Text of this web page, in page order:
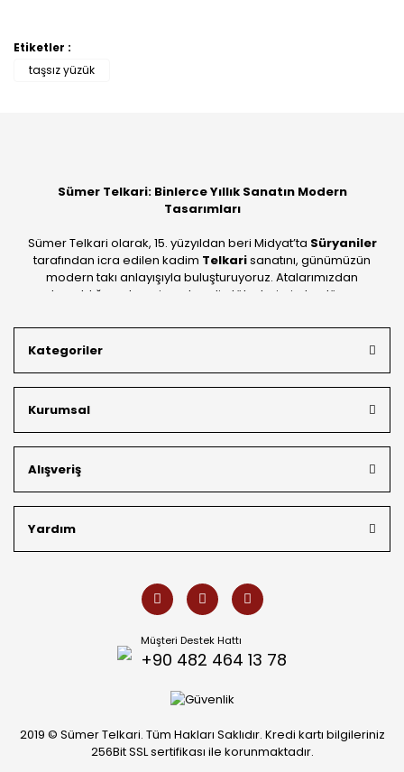
Etiketler :
taşsız yüzük
Sümer Telkari: Binlerce Yıllık Sanatın Modern
Tasarımları
Sümer Telkari olarak, 15. yüzyıldan beri Midyat’ta Süryaniler
tarafından icra edilen kadim Telkarisanatını, günümüzün
modern takı anlayışıyla buluşturuyoruz. Atalarımızdan
devraldığımız bu mirası; kendi atölyelerimizde, dünya
Mardin’in tarihi dokusunu yansıtan geleneksel işlemeleri, her
bütçeye uygun
müşterilerimizin özel siparişlerini benzersiz bir titizlikle
hazırlıyor; köklü geçmişimizi geleceğin takı modasına
güvenle taşıyoruz.
Kategoriler
Kurumsal
Alışveriş
Yardım
Müşteri Destek Hattı
+90 482 464 13 78
2019 © Sümer Telkari. Tüm Hakları Saklıdır. Kredi kartı bilgileriniz
256Bit SSL sertifikası ile korunmaktadır.